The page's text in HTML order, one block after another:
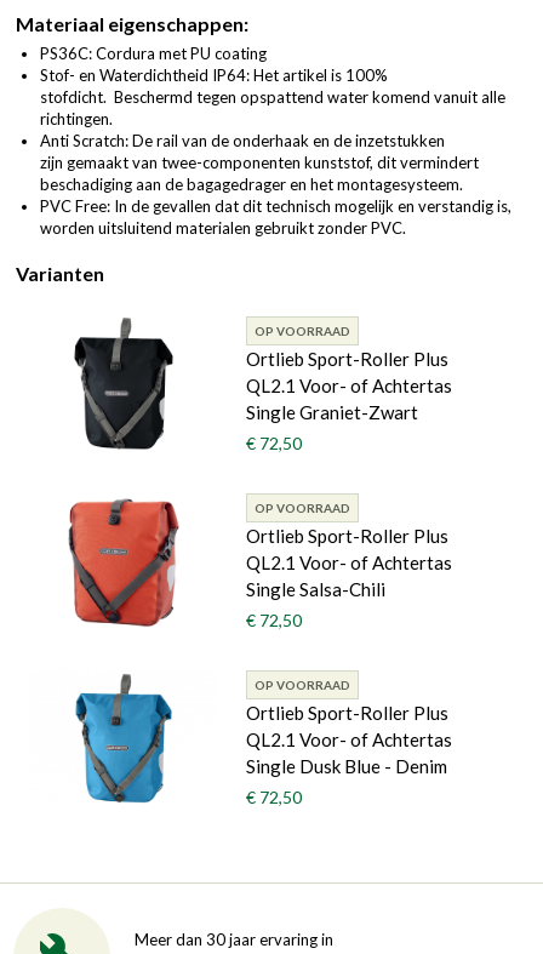
Materiaal eigenschappen:
PS36C: Cordura met PU coating
Stof- en Waterdichtheid IP64: Het artikel is 100%
stofdicht. Beschermd tegen opspattend water komend vanuit alle
richtingen.
Anti Scratch: De rail van de onderhaak en de inzetstukken
zijn gemaakt van twee-componenten kunststof, dit vermindert
beschadiging aan de bagagedrager en het montagesysteem.
PVC Free: In de gevallen dat dit technisch mogelijk en verstandig is,
worden uitsluitend materialen gebruikt zonder PVC.
Varianten
OP VOORRAAD
Ortlieb Sport-Roller Plus
QL2.1 Voor- of Achtertas
Single Graniet-Zwart
€ 72,50
OP VOORRAAD
Ortlieb Sport-Roller Plus
QL2.1 Voor- of Achtertas
Single Salsa-Chili
€ 72,50
OP VOORRAAD
Ortlieb Sport-Roller Plus
QL2.1 Voor- of Achtertas
Single Dusk Blue - Denim
€ 72,50
Meer dan 30 jaar ervaring in